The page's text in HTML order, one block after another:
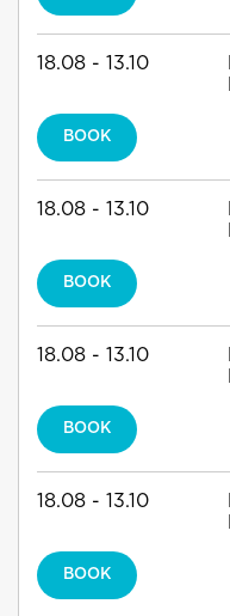
18.08 - 13.10
BOOK
18.08 - 13.10
BOOK
18.08 - 13.10
BOOK
18.08 - 13.10
BOOK